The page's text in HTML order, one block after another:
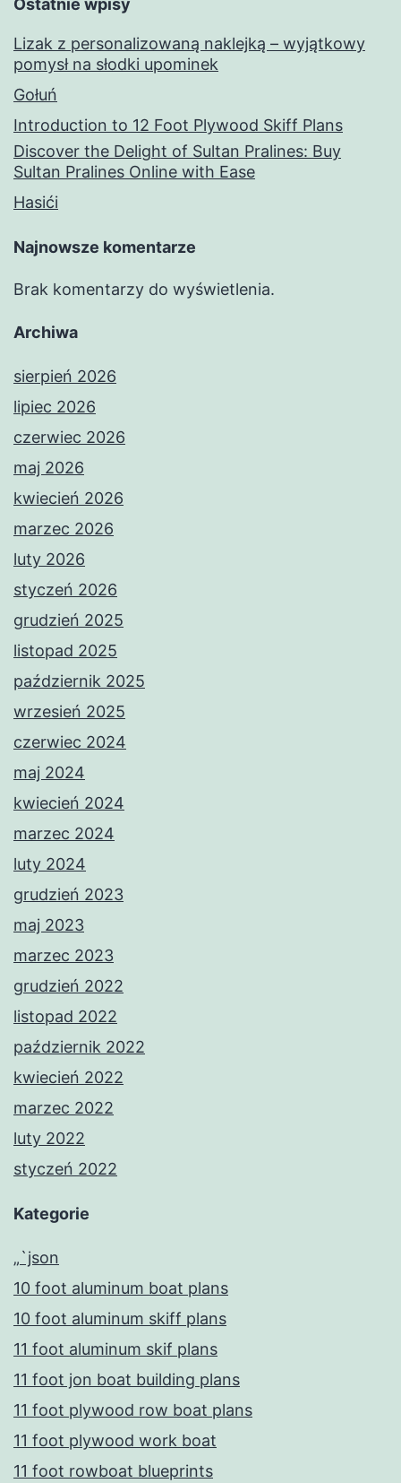
Ostatnie wpisy
Lizak z personalizowaną naklejką – wyjątkowy
pomysł na słodki upominek
Gołuń
Introduction to 12 Foot Plywood Skiff Plans
Discover the Delight of Sultan Pralines: Buy
Sultan Pralines Online with Ease
Hasići
Najnowsze komentarze
Brak komentarzy do wyświetlenia.
Archiwa
sierpień 2026
lipiec 2026
czerwiec 2026
maj 2026
kwiecień 2026
marzec 2026
luty 2026
styczeń 2026
grudzień 2025
listopad 2025
październik 2025
wrzesień 2025
czerwiec 2024
maj 2024
kwiecień 2024
marzec 2024
luty 2024
grudzień 2023
maj 2023
marzec 2023
grudzień 2022
listopad 2022
październik 2022
kwiecień 2022
marzec 2022
luty 2022
styczeń 2022
Kategorie
„`json
10 foot aluminum boat plans
10 foot aluminum skiff plans
11 foot aluminum skif plans
11 foot jon boat building plans
11 foot plywood row boat plans
11 foot plywood work boat
11 foot rowboat blueprints